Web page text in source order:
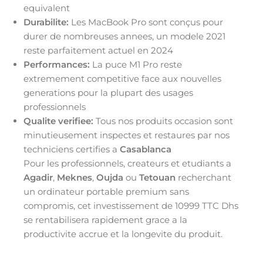
equivalent
Durabilite: Les MacBook Pro sont conçus pour
durer de nombreuses annees, un modele 2021
reste parfaitement actuel en 2024
Performances: La puce M1 Pro reste
extremement competitive face aux nouvelles
generations pour la plupart des usages
professionnels
Qualite verifiee: Tous nos produits occasion sont
minutieusement inspectes et restaures par nos
techniciens certifies a Casablanca
Pour les professionnels, createurs et etudiants a
Agadir, Meknes, Oujda ou Tetouan recherchant
un ordinateur portable premium sans
compromis, cet investissement de 10999 TTC Dhs
se rentabilisera rapidement grace a la
productivite accrue et la longevite du produit.